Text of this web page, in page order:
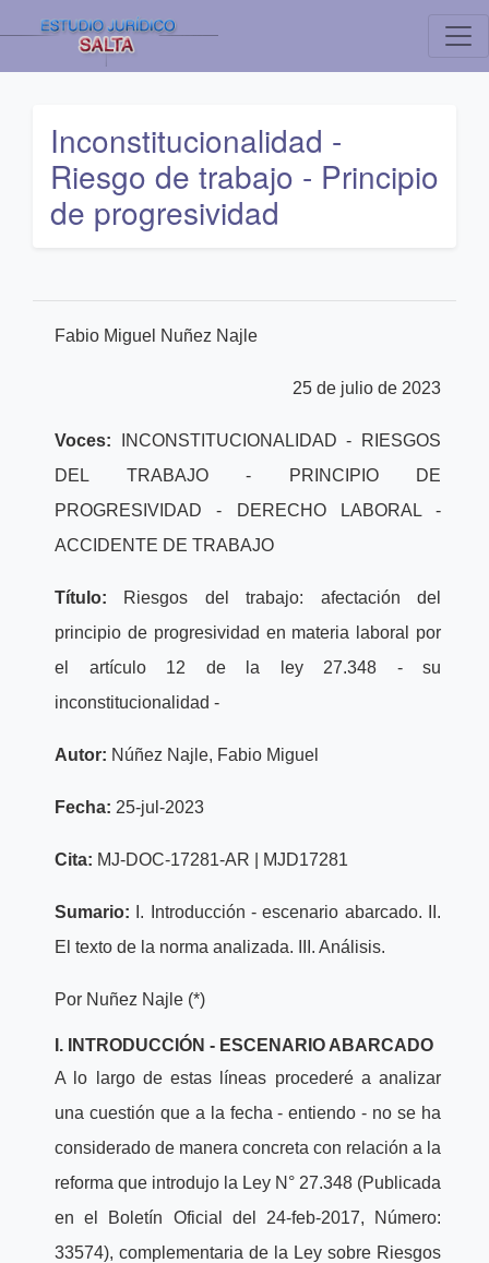
Inconstitucionalidad -
Riesgo de trabajo - Principio
de progresividad
Fabio Miguel Nuñez Najle
25 de julio de 2023
Voces: INCONSTITUCIONALIDAD - RIESGOS
DEL TRABAJO - PRINCIPIO DE
PROGRESIVIDAD - DERECHO LABORAL -
ACCIDENTE DE TRABAJO
Título: Riesgos del trabajo: afectación del
principio de progresividad en materia laboral por
el artículo 12 de la ley 27.348 - su
inconstitucionalidad -
Autor: Núñez Najle, Fabio Miguel
Fecha: 25-jul-2023
Cita: MJ-DOC-17281-AR | MJD17281
Sumario: I. Introducción - escenario abarcado. II.
El texto de la norma analizada. III. Análisis.
Por Nuñez Najle (*)
I. INTRODUCCIÓN - ESCENARIO ABARCADO
A lo largo de estas líneas procederé a analizar
una cuestión que a la fecha - entiendo - no se ha
considerado de manera concreta con relación a la
reforma que introdujo la Ley N° 27.348 (Publicada
en el Boletín Oficial del 24-feb-2017, Número:
33574), complementaria de la Ley sobre Riesgos